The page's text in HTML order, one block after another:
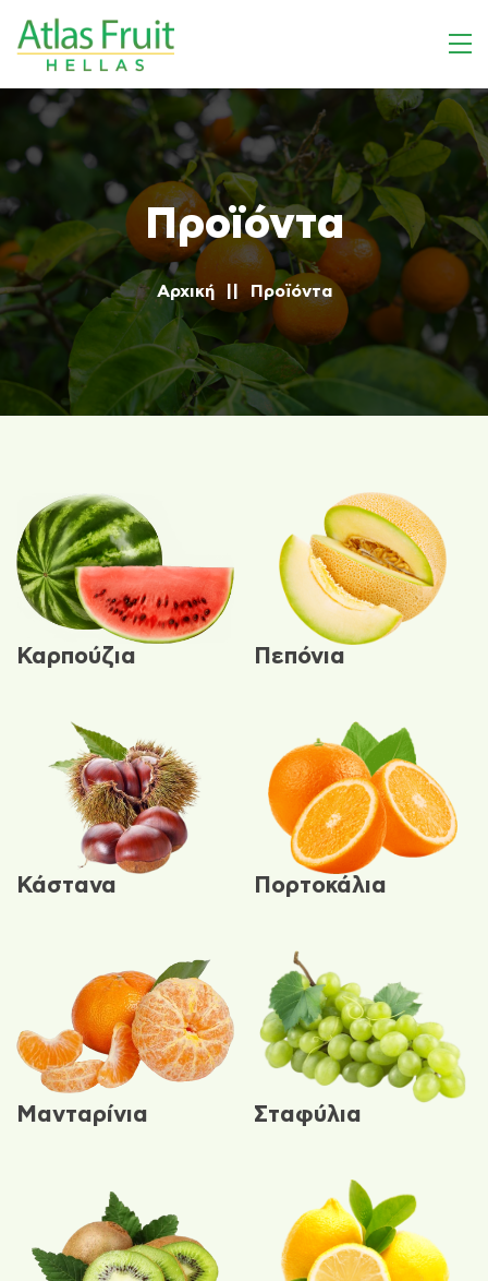
Προϊόντα
Αρχική Προϊόντα
Καρπούζια Πεπόνια
Κάστανα Πορτοκάλια
Μανταρίνια Σταφύλια